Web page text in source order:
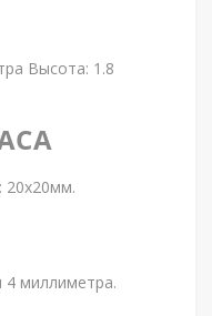
Высота: 1.8
20х20мм.
миллиметра.